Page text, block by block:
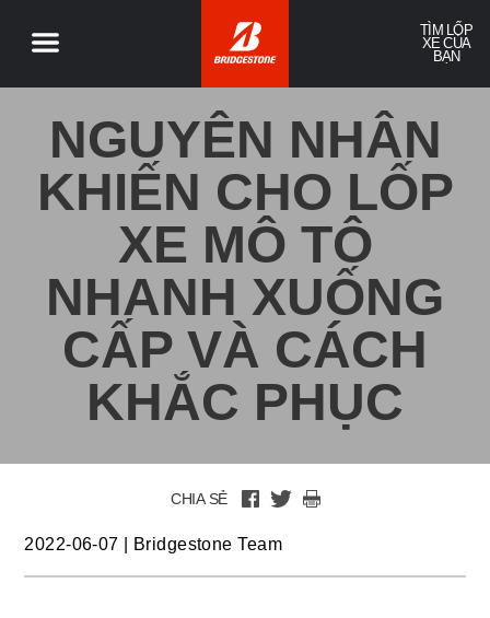
TÌM LỐP
XE CỦA
BẠN
NGUYÊN NHÂN
KHIẾN CHO LỐP
XE MÔ TÔ
NHANH XUỐNG
CẤP VÀ CÁCH
KHẮC PHỤC
CHIA SẺ
2022-06-07 Bridgestone Team